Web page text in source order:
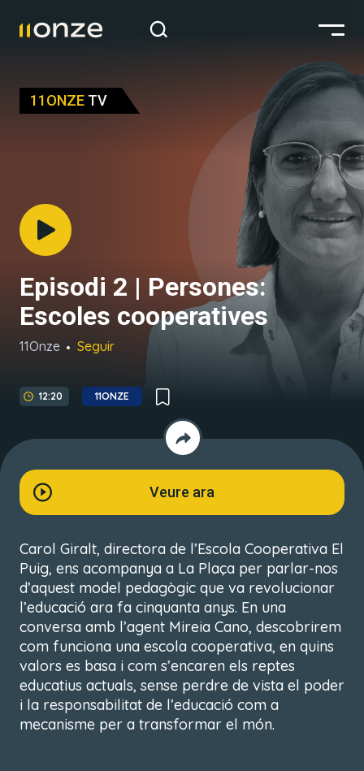
11ONZE TV
Episodi 2 | Persones:
Escoles cooperatives
11Onze Seguir
12:20 11ONZE
Veure ara
Carol Giralt, directora de l’Escola Cooperativa El
Puig, ens acompanya a La Plaça per parlar-nos
d’aquest model pedagògic que va revolucionar
l’educació ara fa cinquanta anys. En una
conversa amb l’agent Mireia Cano, descobrirem
com funciona una escola cooperativa, en quins
valors es basa i com s’encaren els reptes
educatius actuals, sense perdre de vista el poder
i la responsabilitat de l’educació com a
mecanisme per a transformar el món.